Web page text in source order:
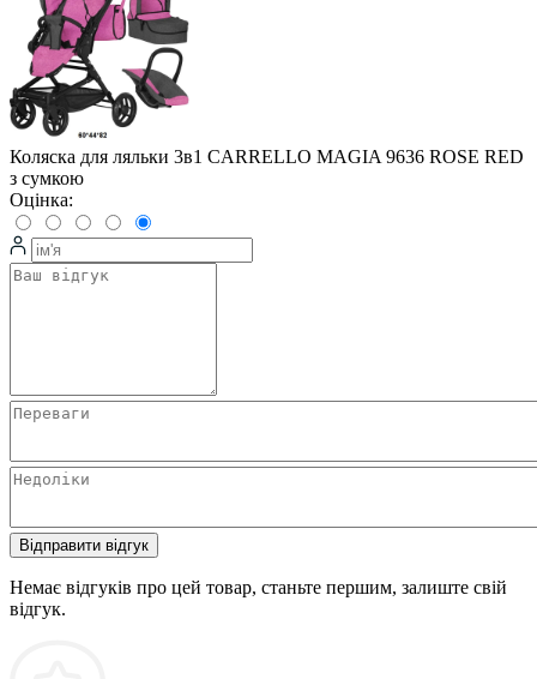
Коляска для ляльки 3в1 CARRELLO MAGIA 9636 ROSE RED
з сумкою
Оцінка:
Відправити відгук
Немає відгуків про цей товар, станьте першим, залиште свій
відгук.